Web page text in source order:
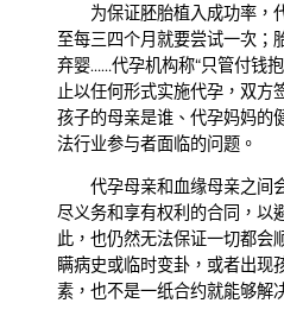
为保证胚胎植入成功率，
至每三四个月就要尝试一次；
弃婴……代孕机构称“只管付钱
止以任何形式实施代孕，双方
孩子的母亲是谁、代孕妈妈的
法行业参与者面临的问题。
代孕母亲和血缘母亲之间
尽义务和享有权利的合同，以
此，也仍然无法保证一切都会
瞒病史或临时变卦，或者出现
素，也不是一纸合约就能够解